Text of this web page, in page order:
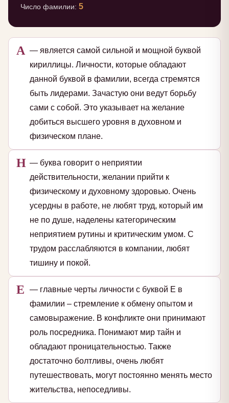
Число фамилии: 5
А — является самой сильной и мощной буквой
кириллицы. Личности, которые обладают
данной буквой в фамилии, всегда стремятся
быть лидерами. Зачастую они ведут борьбу
сами с собой. Это указывает на желание
добиться высшего уровня в духовном и
физическом плане.
Н — буква говорит о неприятии
действительности, желании прийти к
физическому и духовному здоровью. Очень
усердны в работе, не любят труд, который им
не по душе, наделены категорическим
неприятием рутины и критическим умом. С
трудом расслабляются в компании, любят
тишину и покой.
Е
— главные черты личности с буквой Е в
фамилии – стремление к обмену опытом и
самовыражение. В конфликте они принимают
роль посредника. Понимают мир тайн и
обладают проницательностью. Также
достаточно болтливы, очень любят
путешествовать, могут постоянно менять место
жительства, непоседливы.